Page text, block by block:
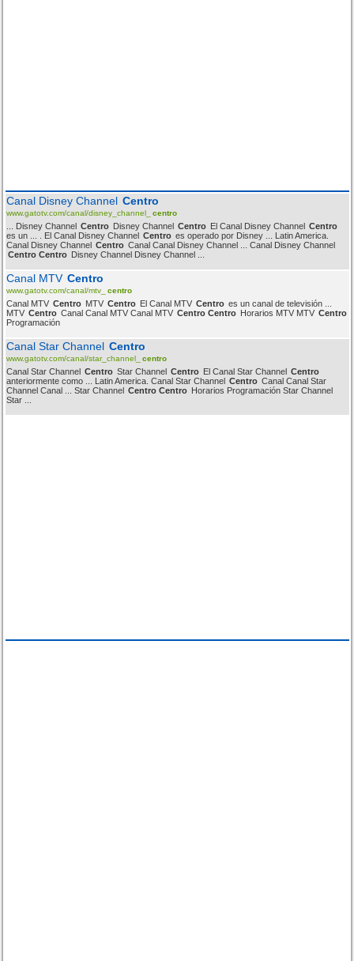
Canal Disney Channel Centro
www.gatotv.com/canal/disney_channel_ centro
... Disney Channel Centro Disney Channel Centro El Canal Disney Channel Centro
es un ... . El Canal Disney Channel Centro es operado por Disney ... Latin America.
Canal Disney Channel Centro Canal Canal Disney Channel ... Canal Disney Channel
Centro Centro Disney Channel Disney Channel ...
Canal MTV Centro
www.gatotv.com/canal/mtv_ centro
Canal MTV Centro MTV Centro El Canal MTV Centro es un canal de televisión ...
MTV Centro Canal Canal MTV Canal MTV Centro Centro Horarios MTV MTV Centro
Programación
Canal Star Channel Centro
www.gatotv.com/canal/star_channel_ centro
Canal Star Channel Centro Star Channel Centro El Canal Star Channel Centro
anteriormente como ... Latin America. Canal Star Channel Centro Canal Canal Star
Channel Canal ... Star Channel Centro Centro Horarios Programación Star Channel
Star ...